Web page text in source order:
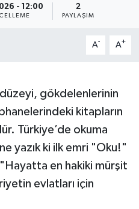
- 12:00 2
PAYLAŞIM
A- A+
gökdelenlerinin
kitapların
Türkiye’de okuma
yazık ki ilk emri "Oku!"
en hakiki mürşit
evlatları için